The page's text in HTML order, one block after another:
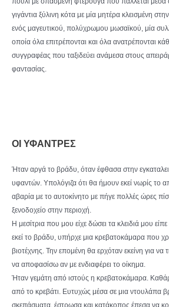
γιγάντια ξύλινη κότα με μία μητέρα κλεισμένη
ενός μαγευτικού, πολύχρωμου μωσαϊκού, μία
οποία όλα επιτρέπονται και όλα ανατρέπονται
συγγραφέας που ταξιδεύει ανάμεσα στους
φαντασίας.
ΟΙ ΥΦΑΝΤΡΕΣ
Ήταν αργά το βράδυ, όταν έφθασα στην
υφαντών. Υπολόγιζα ότι θα ήμουν εκεί νωρίς το
αβαρία με το αυτοκίνητο με πήγε πολλές ώρες
ξενοδοχείο στην περιοχή.
Η μεσίτρια που μου είχε δώσει τα κλειδιά μου
εκεί το βράδυ, υπήρχε μια κρεβατοκάμαρα που
βιοτέχνης. Την επομένη θα ερχόταν εκείνη για
να αποφασίσω αν με ενδιαφέρει το οίκημα.
Ήταν γεμάτη από ιστούς η κρεβατοκάμαρα.
από το κρεβάτι. Ευτυχώς μέσα σε μια ντουλάπα
σκεπάσματα, έστρωσα και κατάκοπος έπεσα να